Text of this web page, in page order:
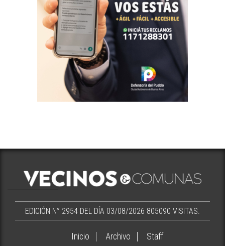
EDICIÓN N° 2954 DEL DÍA 03/08/2026 805090 VISITAS.
Inicio Archivo Staff